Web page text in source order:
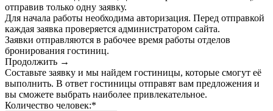
отправив только одну заявку.
Для начала работы необходима авторизация. Перед отправкой
каждая заявка проверяется администратором сайта.
Заявки отправляются в рабочее время работы отделов
бронирования гостиниц.
Продолжить →
Составьте заявку и мы найдем гостиницы, которые смогут её
выполнить. В ответ гостиницы отправят вам предложения и
вы сможете выбрать наиболее привлекательное.
Количество человек:*